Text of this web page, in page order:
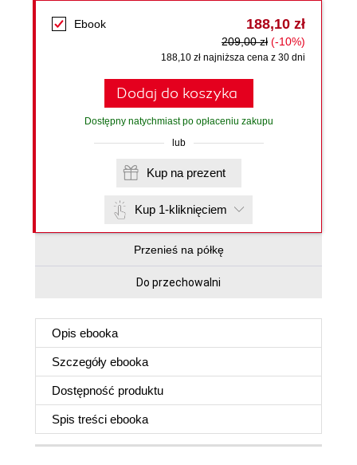
Ebook 188,10 zł
209,00 zł (-10%)
188,10 zł najniższa cena z 30 dni
Dodaj do koszyka
Dostępny natychmiast po opłaceniu zakupu
lub
Kup na prezent
Kup 1-kliknięciem
Przenieś na półkę
Do przechowalni
Opis ebooka
Szczegóły ebooka
Dostępność produktu
Spis treści ebooka